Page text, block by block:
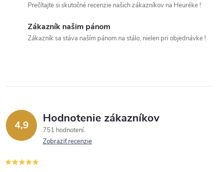
Prečítajte si skutočné recenzie našich zákazníkov na Heuréke !
Zákazník našim pánom
Zákazník sa stáva naším pánom na stálo, nielen pri objednávke !
4,9 Hodnotenie zákazníkov
751 hodnotení
Zobraziť recenzie